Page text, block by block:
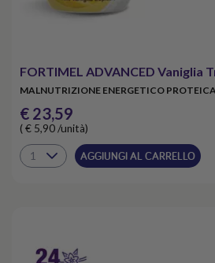
FORTIMEL ADVANCED Vaniglia
MALNUTRIZIONE ENERGETICO
€ 23,59
( € 5,90 /unità)
AGGIUNGI AL CARRELLO